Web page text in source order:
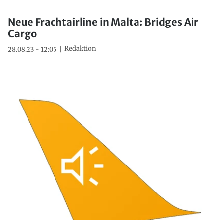
Neue Frachtairline in Malta: Bridges Air
Cargo
28.08.23 - 12:05 Redaktion